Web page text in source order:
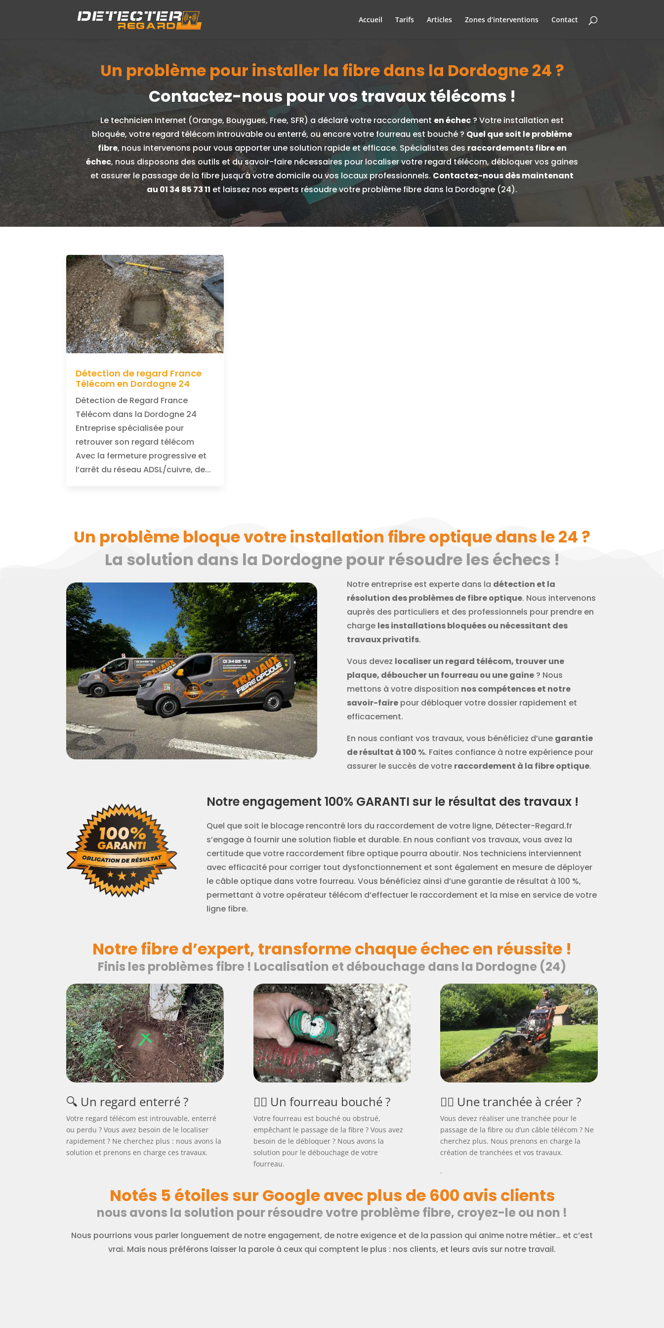
Accueil Tarifs Articles Zones d’interventions Contact
Un problème pour installer la fibre dans la Dordogne 24 ?
Contactez-nous pour vos travaux télécoms !
Le technicien Internet (Orange, Bouygues, Free, SFR) a déclaré votre raccordement en échec ? Votre installation est
bloquée, votre regard télécom introuvable ou enterré, ou encore votre fourreau est bouché ? Quel que soit le problème
fibre, nous intervenons pour vous apporter une solution rapide et efficace. Spécialistes des raccordements fibre en
échec, nous disposons des outils et du savoir-faire nécessaires pour localiser votre regard télécom, débloquer vos gaines
et assurer le passage de la fibre jusqu’à votre domicile ou vos locaux professionnels.Contactez-nous dès maintenant
au01 34 85 73 11 et laissez nos experts résoudre votre problème fibre dans la Dordogne (24).
Détection de regard France
Télécom en Dordogne 24
Détection de Regard France
Télécom dans la Dordogne 24
Entreprise spécialisée pour
retrouver son regard télécom
Avec la fermeture progressive et
l’arrêt du réseau ADSL/cuivre, de...
Un problème bloque votre installation fibre optique dans le 24 ?
La solution dans la Dordogne pour résoudre les échecs !
Notre entreprise est experte dans la détection et la
résolution des problèmes de fibre optique. Nous intervenons
auprès des particuliers et des professionnels pour prendre en
charge les installations bloquées ou nécessitant des
travaux privatifs.
Vous devez localiser un regard télécom, trouver une
plaque, déboucher un fourreau ou une gaine? Nous
mettons à votre disposition nos compétences et notre
savoir-fairepour débloquer votre dossier rapidement et
efficacement.
En nous confiant vos travaux, vous bénéficiez d’une garantie
de résultat à 100 %. Faites confiance à notre expérience pour
assurer le succès de votre raccordement à la fibre optique.
Notre engagement 100% GARANTI sur le résultat des travaux !
Quel que soit le blocage rencontré lors du raccordement de votre ligne, Détecter-Regard.fr
s’engage à fournir une solution fiable et durable. En nous confiant vos travaux, vous avez la
certitude que votre raccordement fibre optique pourra aboutir. Nos techniciens interviennent
avec efficacité pour corriger tout dysfonctionnement et sont également en mesure de déployer
le câble optique dans votre fourreau. Vous bénéficiez ainsi d’une garantie de résultat à 100 %,
permettant à votre opérateur télécom d’effectuer le raccordement et la mise en service de votre
ligne fibre.
Notre fibre d’expert, transforme chaque échec en réussite !
Finis les problèmes fibre ! Localisation et débouchage dans la Dordogne (24)
🔍 Un regard enterré ?
Votre regard télécom est introuvable, enterré
ou perdu ? Vous avez besoin de le localiser
rapidement ? Ne cherchez plus : nous avons la
solution et prenons en charge ces travaux.
🕵️‍♂️ Un fourreau bouché ?
Votre fourreau est bouché ou obstrué,
empêchant le passage de la fibre ? Vous avez
besoin de le débloquer ? Nous avons la
solution pour le débouchage de votre
fourreau.
👷‍♂️ Une tranchée à créer ?
Vous devez réaliser une tranchée pour le
passage de la fibre ou d’un câble télécom ? Ne
cherchez plus. Nous prenons en charge la
création de tranchées et vos travaux.
.
Notés 5 étoiles sur Google avec plus de 600 avis clients
nous avons la solution pour résoudre votre problème fibre, croyez-le ou non !
Nous pourrions vous parler longuement de notre engagement, de notre exigence et de la passion qui anime notre métier… et c’est
vrai. Mais nous préférons laisser la parole à ceux qui comptent le plus : nos clients, et leurs avis sur notre travail.